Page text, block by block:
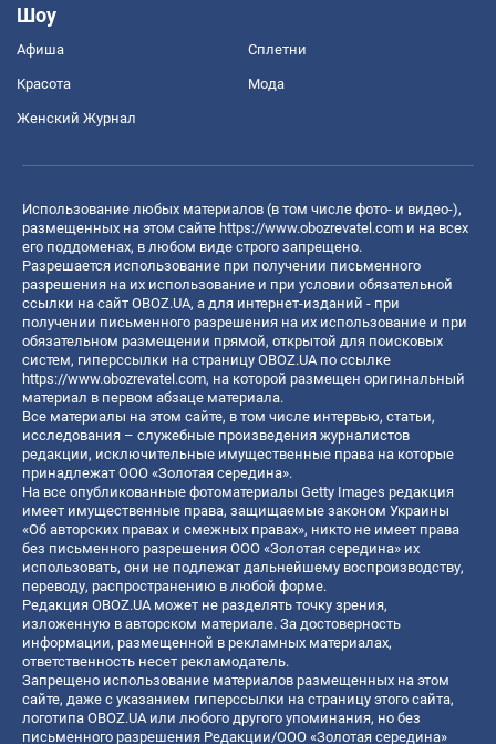
Шоу
Афиша Сплетни
Красота Мода
Женский Журнал
Использование любых материалов (в том числе фото- и видео-),
размещенных на этом сайте https://www.obozrevatel.com и на всех
его поддоменах, в любом виде строго запрещено.
Разрешается использование при получении письменного
разрешения на их использование и при условии обязательной
ссылки на сайт OBOZ.UA, а для интернет-изданий - при
получении письменного разрешения на их использование и при
обязательном размещении прямой, открытой для поисковых
систем, гиперссылки на страницу OBOZ.UA по ссылке
https://www.obozrevatel.com, на которой размещен оригинальный
материал в первом абзаце материала.
Все материалы на этом сайте, в том числе интервью, статьи,
исследования – служебные произведения журналистов
редакции, исключительные имущественные права на которые
принадлежат ООО «Золотая середина».
На все опубликованные фотоматериалы Getty Images редакция
имеет имущественные права, защищаемые законом Украины
«Об авторских правах и смежных правах», никто не имеет права
без письменного разрешения ООО «Золотая середина» их
использовать, они не подлежат дальнейшему воспроизводству,
переводу, распространению в любой форме.
Редакция OBOZ.UA может не разделять точку зрения,
изложенную в авторском материале. За достоверность
информации, размещенной в рекламных материалах,
ответственность несет рекламодатель.
Запрещено использование материалов размещенных на этом
сайте, даже с указанием гиперссылки на страницу этого сайта,
логотипа OBOZ.UA или любого другого упоминания, но без
письменного разрешения Редакции/ООО «Золотая середина»